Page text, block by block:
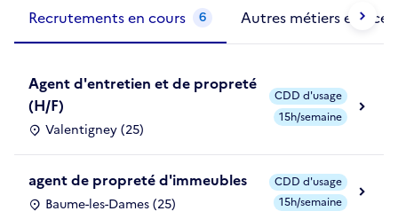
Recrutements en cours 6 Autres métiers exercés
Agent d'entretien et de propreté
(H/F)
Valentigney (25)
CDD d'usage
15h/semaine
agent de propreté d'immeubles
Baume-les-Dames (25)
CDD d'usage
15h/semaine